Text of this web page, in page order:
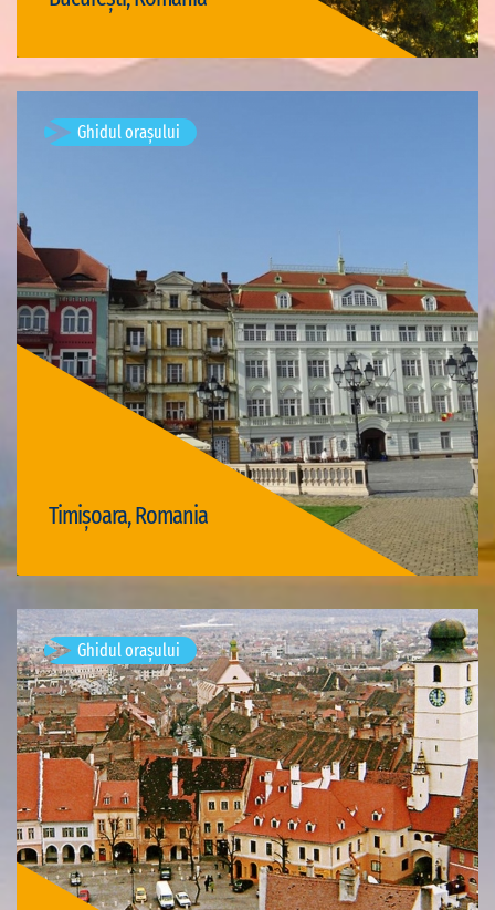
Vizită București
Timișoara, Romania
Ghidul orașului
Vizită Timișoara
Ghidul orașului Mediasch, Rumänien
Vizite disponibile: 1